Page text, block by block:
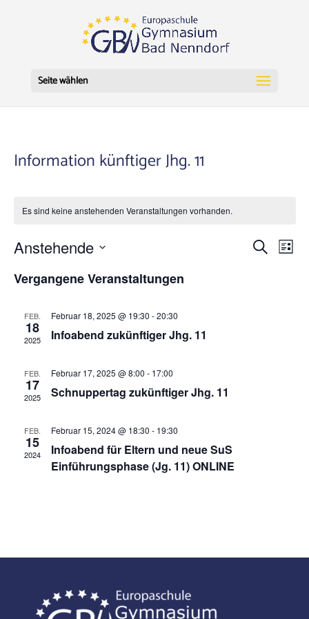
Seite wählen
Information künftiger Jhg. 11
Es sind keine anstehenden Veranstaltungen vorhanden.
SucheListe
Anstehende
wählen.
Vergangene Veranstaltungen
FEB.
18
2025
Februar 18, 2025 @ 19:30 -20:30
Infoabend zukünftiger Jhg. 11
FEB.
17
2025
Februar 17, 2025 @ 8:00 - 17:00
Schnuppertag zukünftiger Jhg. 11
FEB.
15
2024
Februar 15, 2024 @ 18:30 - 19:30
Infoabend für Eltern und neue SuS
Einführungsphase (Jg. 11) ONLINE